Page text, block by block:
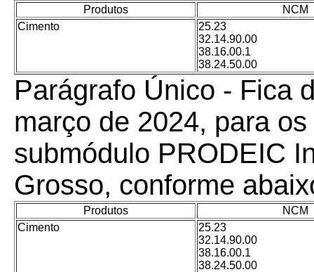
Produtos
NCM
Cimento
25.23
32.14.90.00
38.16.00.1
38.24.50.00
Parágrafo Único - Fica
março de 2024, para
submódulo PRODEIC
Grosso, conforme
Produtos
NCM
Cimento
25.23
32.14.90.00
38.16.00.1
38.24.50.00